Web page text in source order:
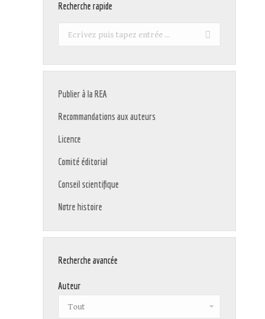
Recherche rapide
Recherche
Publier à la REA
Recommandations aux auteurs
Licence
Comité éditorial
Conseil scientifique
Notre histoire
Recherche avancée
Auteur